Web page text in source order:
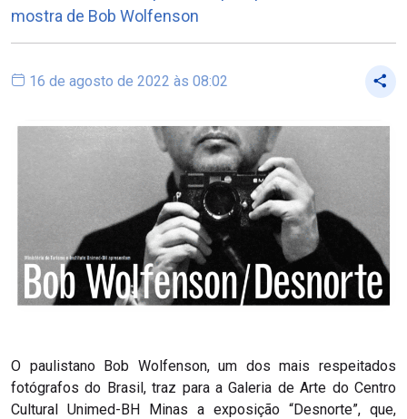
mostra de Bob Wolfenson
16 de agosto de 2022 às 08:02
O paulistano Bob Wolfenson, um dos mais respeitados
fotógrafos do Brasil, traz para a Galeria de Arte do Centro
Cultural Unimed-BH Minas a exposição “Desnorte”, que,